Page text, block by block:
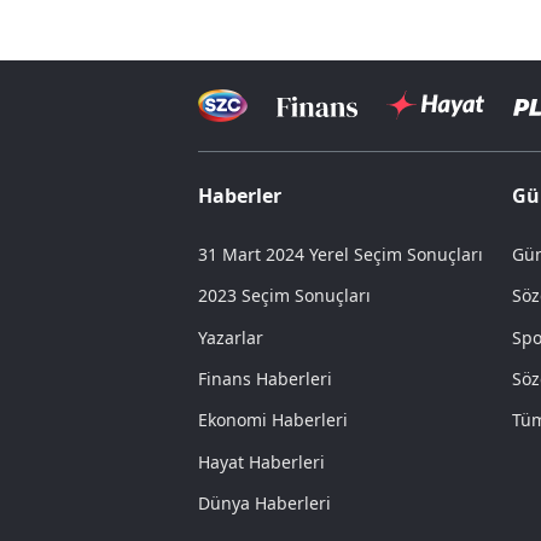
Haberler
31 Mart 2024 Yerel Seçim Sonuçları
2023 Seçim Sonuçları
Yazarlar
Finans Haberleri
Ekonomi Haberleri
Hayat Haberleri
Dünya Haberleri